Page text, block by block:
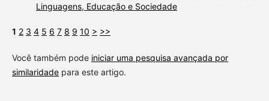
Linguagens, Educação e Sociedade
1 2 3 4 5 6 7 8 9 10 > >>
Você também pode iniciar uma pesquisa avançada por
similaridadepara este artigo.